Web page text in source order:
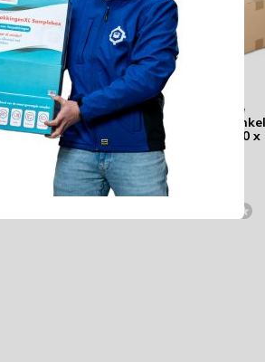
Amerikaanse
vouwdoos enkele
golf 220 x 210 x 110
(0,42 Excl. btw)
Amerikaanse
vouwdoos
golf 220 x 180 x
mm
0,52
(0,43 Excl. btw)